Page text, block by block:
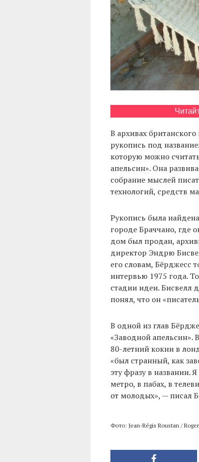
В архивах
рукопись под
которую можно
апельсин». Она
собрание мыслей
технологий, средств
Рукопись была
городе Браччано, где
дом был продан,
директор Эндрю
его словам, Бёрджесс
интервью 1975 года.
стадии идеи. Бисвелл
понял, что он
В одной из глав
«Заводной апельсин».
80-летний кокни в
«был странный, как
эту фразу в названии.
метро, ​​в пабах, в
от молодых», — писал
Фото: Jean-Régis Roustan /